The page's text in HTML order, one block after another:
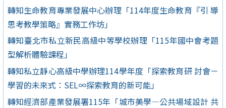
轉知生命教育專業發展中心辦理「114年度生命教育『引 導
思考教學策略』實務工作坊」
轉知臺北市私立新民高級中等學校辦理「115年國中會考題
型解析體驗課程」
轉知私立靜心高級中學辦理114學年度「探索教育研 討會－
學習的未來式：SEL∞探索教育的新可能」
轉知經濟部產業發展署115年「城市美學—公共場域設計 共